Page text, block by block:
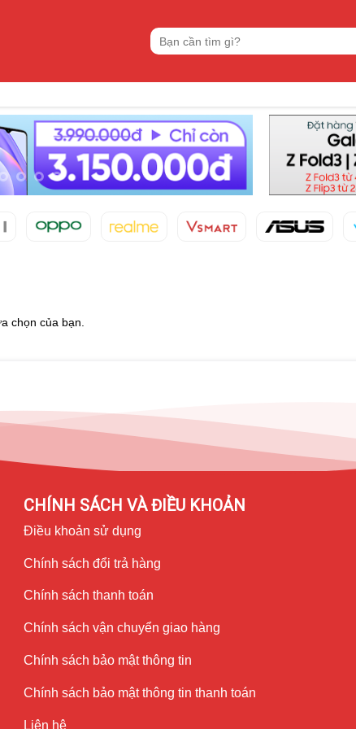
Tìm
kiếm:
chọn của bạn.
CHÍNH SÁCH VÀ ĐIỀU KHOẢN
Điều khoản sử dụng
Chính sách đổi trả hàng
Chính sách thanh toán
Chính sách vận chuyển giao hàng
Chính sách bảo mật thông tin
Chính sách bảo mật thông tin thanh toán
Liên hệ